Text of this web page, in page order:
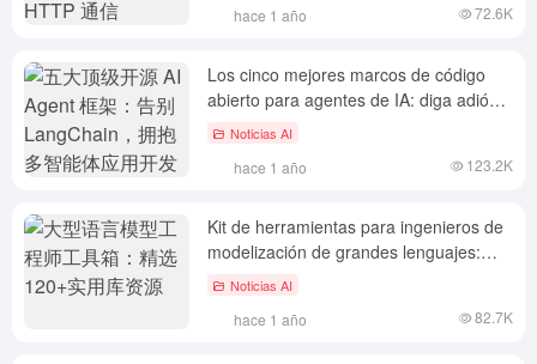
hace 1 año 72.6K
Los cinco mejores marcos de código
abierto para agentes de IA: diga adiós a
LangChain y apueste por el desarrollo
Noticias AI
hace 1 año 123.2K
Kit de herramientas para ingenieros de
modelización de grandes lenguajes:
una selección de más de 120 recursos
Noticias AI
hace 1 año 82.7K